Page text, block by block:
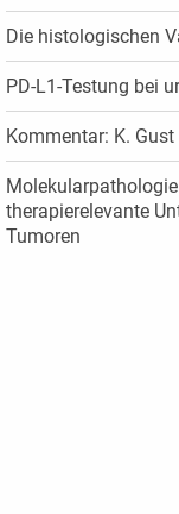
Die histologischen
PD-L1-Testung bei
Kommentar: K. Gust
therapierelevante
Tumoren